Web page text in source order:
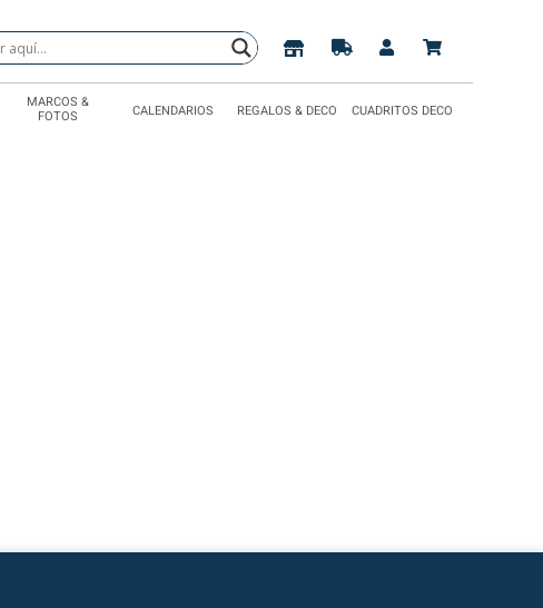
MARCOS &
FOTOS CALENDARIOS REGALOS & DECO CUADRITOS DECO